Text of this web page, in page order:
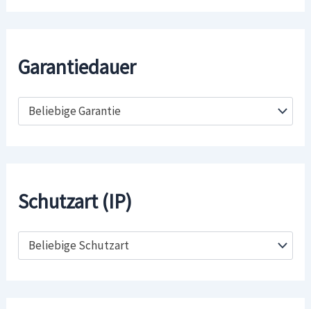
Garantiedauer
Beliebige Garantie
Schutzart (IP)
Beliebige Schutzart